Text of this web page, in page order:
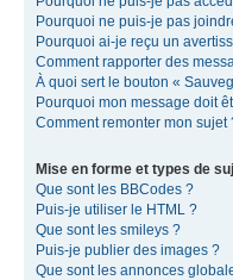
Pourquoi ne puis-je pas
Pourquoi ai-je reçu un
Comment rapporter des
À quoi sert le bouton «
Pourquoi mon message doit
Comment remonter mon sujet
Mise en forme et types de
Que sont les BBCodes ?
Puis-je utiliser le HTML ?
Que sont les smileys ?
Puis-je publier des images ?
Que sont les annonces